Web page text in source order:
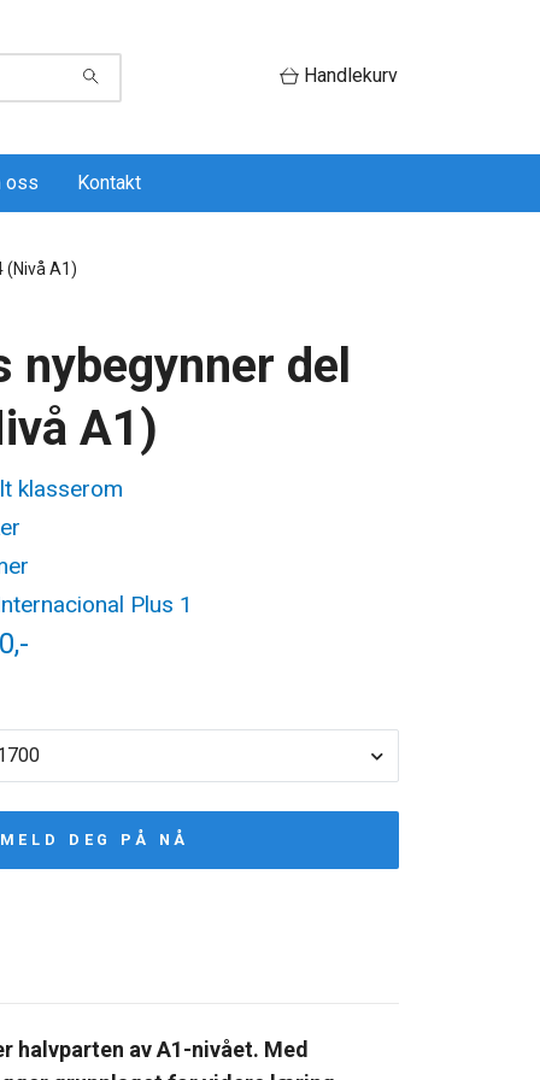
Handlekurv
oss Kontakt
(Nivå A1)
nybegynner del
A1)
klasserom
Plus 1
MELD DEG PÅ NÅ
halvparten av A1-nivået. Med